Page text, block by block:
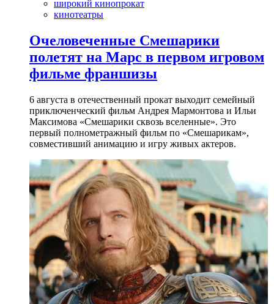
широкий кинопрокат
кинотеатры
Очеловеченные Смешарики
полетят на Марс в первом игровом
фильме франшизы
6 августа в отечественный прокат выходит семейный
приключенческий фильм Андрея Мармонтова и Ильи
Максимова «Смешарики сквозь вселенные». Это
первый полнометражный фильм по «Смешарикам»,
совместивший анимацию и игру живых актеров.